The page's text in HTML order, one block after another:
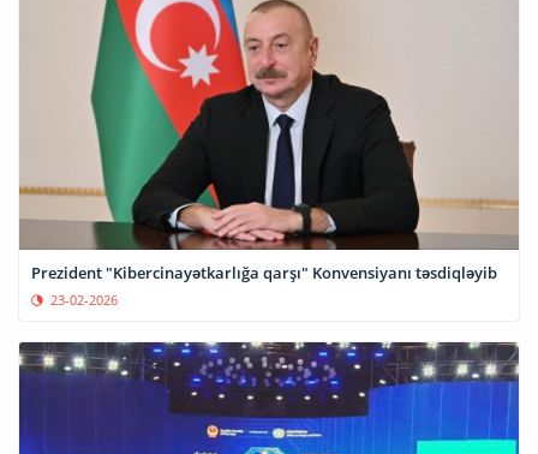
Prezident "Kibercinayətkarlığa qarşı" Konvensiyanı təsdiqləyib
23-02-2026